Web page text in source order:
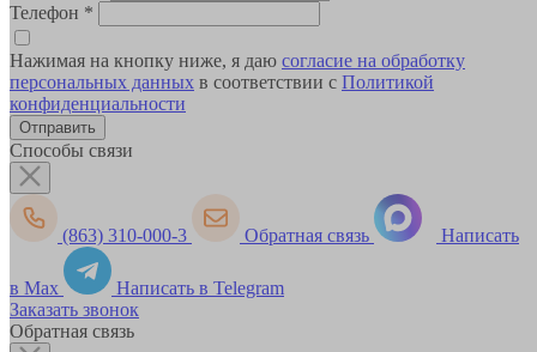
Телефон *
Нажимая на кнопку ниже, я даю согласие на обработку
персональных данных в соответствии с Политикой
конфиденциальности
Способы связи
(863) 310-000-3 Обратная связь Написать
в Max
Написать в Telegram
Заказать звонок
Обратная связь